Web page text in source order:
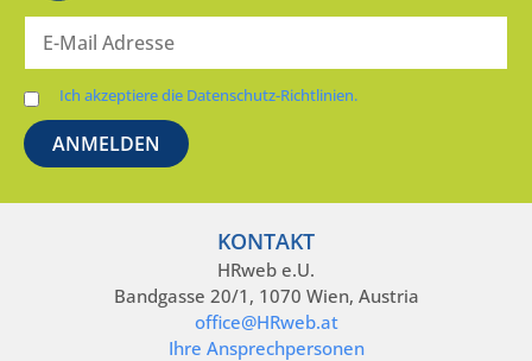
Ich akzeptiere die Datenschutz-Richtlinien.
KONTAKT
HRweb e.U.
Bandgasse 20/1, 1070 Wien, Austria
office@HRweb.at
Ihre Ansprechpersonen